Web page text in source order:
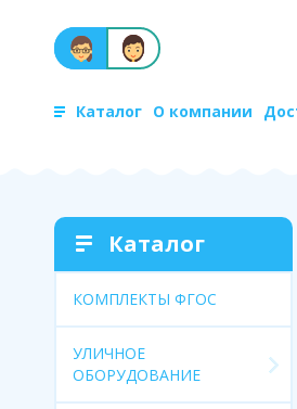
Каталог О компании
Каталог
КОМПЛЕКТЫ ФГОС
УЛИЧНОЕ
ОБОРУДОВАНИЕ